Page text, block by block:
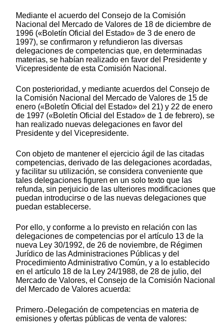
Mediante el acuerdo del Consejo de la Comisión
Nacional del Mercado de Valores de 18 de diciembre de
1996 («Boletín Oficial del Estado» de 3 de enero de
1997), se confirmaron y refundieron las diversas
delegaciones de competencias que, en determinadas
materias, se habían realizado en favor del Presidente y
Vicepresidente de esta Comisión Nacional.
Con posterioridad, y mediante acuerdos del Consejo de
la Comisión Nacional del Mercado de Valores de 15 de
enero («Boletín Oficial del Estado» del 21) y 22 de enero
de 1997 («Boletín Oficial del Estado» de 1 de febrero), se
han realizado nuevas delegaciones en favor del
Presidente y del Vicepresidente.
Con objeto de mantener el ejercicio ágil de las citadas
competencias, derivado de las delegaciones acordadas,
y facilitar su utilización, se considera conveniente que
tales delegaciones figuren en un solo texto que las
refunda, sin perjuicio de las ulteriores modificaciones que
puedan introducirse o de las nuevas delegaciones que
puedan establecerse.
Por ello, y conforme a lo previsto en relación con las
delegaciones de competencias por el artículo 13 de la
nueva Ley 30/1992, de 26 de noviembre, de Régimen
Jurídico de las Administraciones Públicas y del
Procedimiento Administrativo Común, y a lo establecido
en el artículo 18 de la Ley 24/1988, de 28 de julio, del
Mercado de Valores, el Consejo de la Comisión Nacional
del Mercado de Valores acuerda:
Primero.-Delegación de competencias en materia de
emisiones y ofertas públicas de venta de valores: